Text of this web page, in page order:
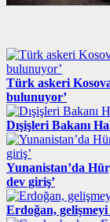
Türk askeri
bulunuyor’
Dışişleri Bakanı
Yunanistan’da
dev giriş’
Erdoğan,